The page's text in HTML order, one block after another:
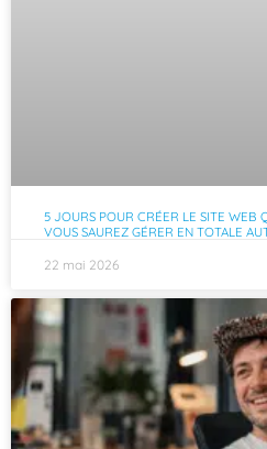
5 JOURS POUR CRÉER LE SITE WEB
VOUS SAUREZ GÉRER EN TOTALE
22 mai 2026